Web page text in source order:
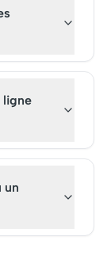
ligne
un